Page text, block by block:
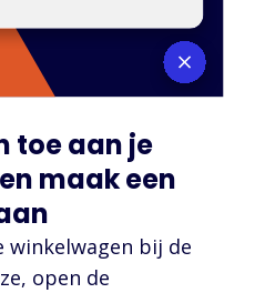
toe aan je
maak een
winkelwagen bij de
open de